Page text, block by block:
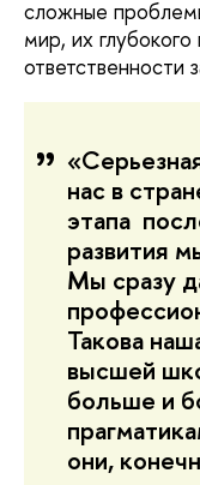
сложные
мир, их
ответственности
нас в
этапа
развития
Мы сразу
Такова
высшей
больше и
они,